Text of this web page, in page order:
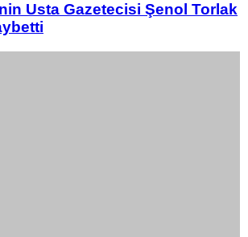
Usta Gazetecisi Şenol Torlak